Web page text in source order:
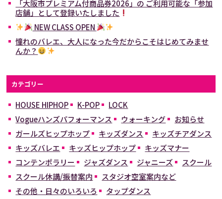
「大阪市プレミアム付商品券2026」の ご利用可能な「参加
店舗」として登録いたしました
NEW CLASS OPEN
憧れのバレエ、大人になった今だからこそはじめてみませ
んか？
カテゴリー
HOUSE HIPHOP K-POP
LOCK
Vogueハンズパフォーマンス
ウォーキング
お知らせ
ガールズヒップホップ
キッズダンス
キッズチアダンス
キッズバレエ
キッズヒップホップ
キッズマナー
コンテンポラリー
ジャズダンス ジャニーズ
スクール
スクール休講/振替案内
スタジオ空室案内など
その他・日々のいろいろ
タップダンス